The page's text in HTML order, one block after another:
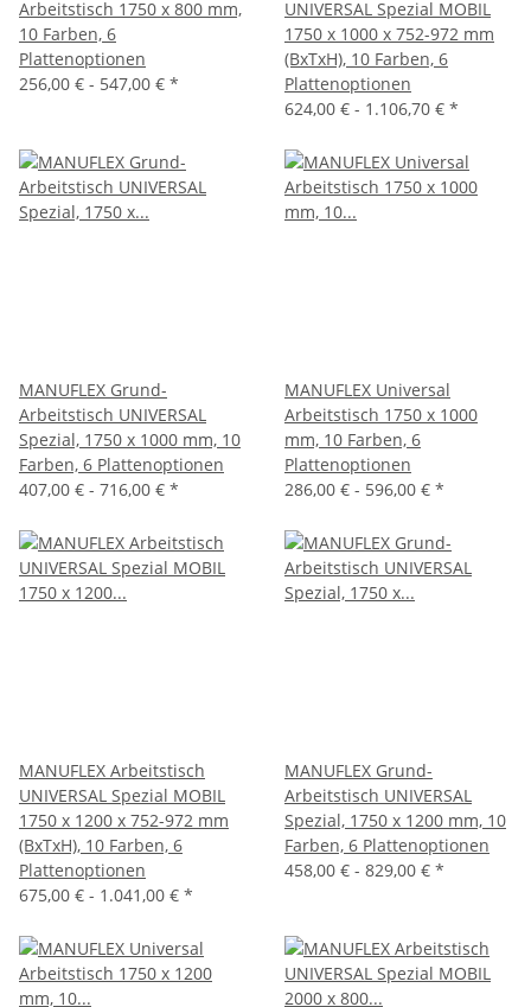
Arbeitstisch 1750 x 800 mm,
10 Farben, 6
Plattenoptionen
256,00 € - 547,00 € *
UNIVERSAL Spezial MOBIL
1750 x 1000 x 752-972 mm
(BxTxH), 10 Farben, 6
Plattenoptionen
624,00 € - 1.106,70 € *
MANUFLEX Grund-
Arbeitstisch UNIVERSAL
Spezial, 1750 x 1000 mm, 10
Farben, 6 Plattenoptionen
407,00 € - 716,00 € *
MANUFLEX Universal
Arbeitstisch 1750 x 1000
mm, 10 Farben, 6
Plattenoptionen
286,00 € - 596,00 € *
MANUFLEX Arbeitstisch
UNIVERSAL Spezial MOBIL
1750 x 1200 x 752-972 mm
(BxTxH), 10 Farben, 6
Plattenoptionen
675,00 € - 1.041,00 € *
MANUFLEX Grund-
Arbeitstisch UNIVERSAL
Spezial, 1750 x 1200 mm, 10
Farben, 6 Plattenoptionen
458,00 € - 829,00 € *